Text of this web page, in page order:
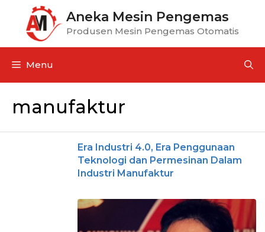
Aneka Mesin Pengemas
Produsen Mesin Pengemas Otomatis
Menu
manufaktur
Era Industri 4.0, Era Penggunaan
Teknologi dan Permesinan Dalam
Industri Manufaktur